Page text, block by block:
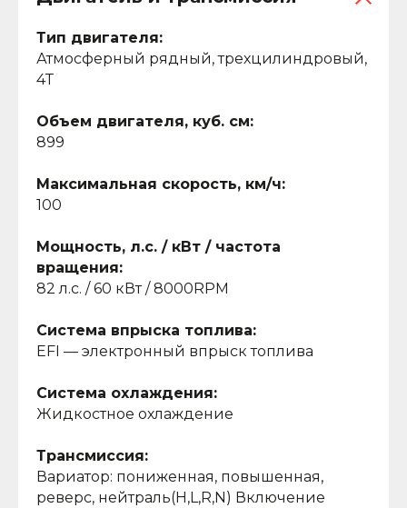
Тип двигателя:
Атмосферный рядный, трехцилиндровый,
4Т
Объем двигателя, куб. см:
899
Максимальная скорость, км/ч:
100
Мощность, л.с. / кВт / частота
вращения:
82 л.с. / 60 кВт / 8000RPM
Система впрыска топлива:
EFI — электронный впрыск топлива
Система охлаждения:
Жидкостное охлаждение
Трансмиссия:
Вариатор: пониженная, повышенная,
реверс, нейтраль(H,L,R,N) Включение